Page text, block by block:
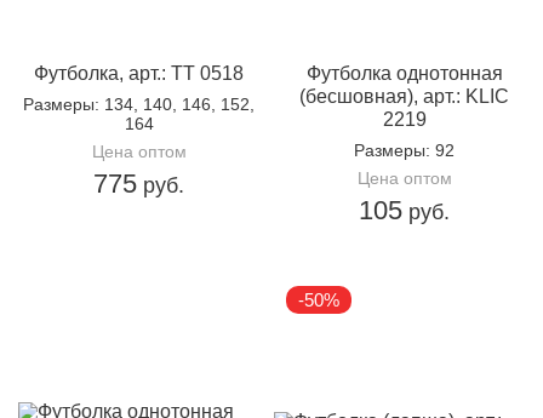
Футболка, арт.: TT 0518
Размеры: 134, 140, 146, 152,
164
Цена оптом
775 руб.
Футболка однотонная
(бесшовная), арт.: KLIC
2219
Размеры: 92
Цена оптом
105 руб.
-50%